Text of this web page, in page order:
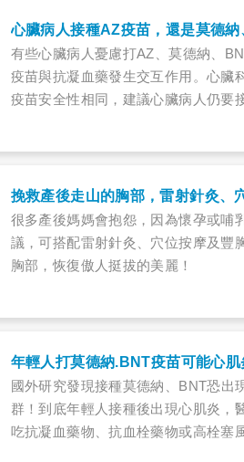
有些心臟病人憂慮打AZ、莫德納、
疫苗與抗凝血藥發生交互作用。心臟
疫苗安全性相同，建議心臟病人仍要
挽救產後走山的胸部，雷射針灸、
很多產後媽媽會抱怨，因為懷孕或哺
議，可搭配雷射針灸、穴位按摩及豐
胸部，恢復傲人挺拔的美麗！
年輕人打莫德納.BNT疫苗可能心
國外研究發現接種莫德納、BNT恐出
群！到底年輕人接種後出現心肌炎，
吃抗凝血藥物、抗血栓藥物或高栓塞